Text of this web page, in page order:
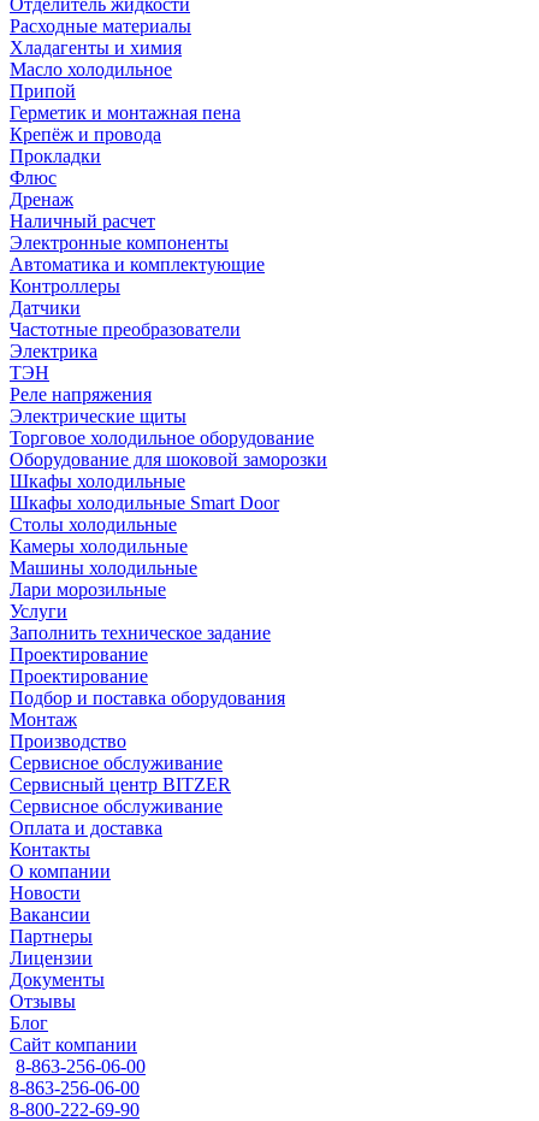
Отделитель жидкости
Расходные материалы
Хладагенты и химия
Масло холодильное
Припой
Герметик и монтажная пена
Крепёж и провода
Прокладки
Флюс
Дренаж
Наличный расчет
Электронные компоненты
Автоматика и комплектующие
Контроллеры
Датчики
Частотные преобразователи
Электрика
ТЭН
Реле напряжения
Электрические щиты
Торговое холодильное оборудование
Оборудование для шоковой заморозки
Шкафы холодильные
Шкафы холодильные Smart Door
Столы холодильные
Камеры холодильные
Машины холодильные
Лари морозильные
Услуги
Заполнить техническое задание
Проектирование
Проектирование
Подбор и поставка оборудования
Монтаж
Производство
Сервисное обслуживание
Сервисный центр BITZER
Сервисное обслуживание
Оплата и доставка
Контакты
О компании
Новости
Вакансии
Партнеры
Лицензии
Документы
Отзывы
Блог
Сайт компании
8-863-256-06-00
8-863-256-06-00
8-800-222-69-90